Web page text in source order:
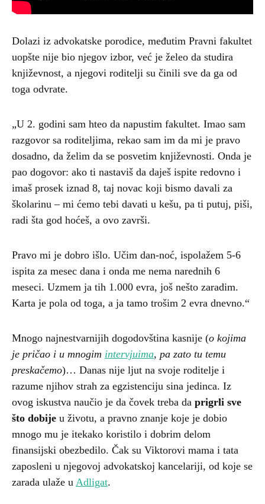
Dolazi iz advokatske porodice, međutim Pravni fakultet
uopšte nije bio njegov izbor, već je želeo da studira
književnost, a njegovi roditelji su činili sve da ga od
toga odvrate.
„U 2. godini sam hteo da napustim fakultet. Imao sam
razgovor sa roditeljima, rekao sam im da mi je pravo
dosadno, da želim da se posvetim književnosti. Onda je
pao dogovor: ako ti nastaviš da daješ ispite redovno i
imaš prosek iznad 8, taj novac koji bismo davali za
školarinu – mi ćemo tebi davati u kešu, pa ti putuj, piši,
radi šta god hoćeš, a ovo završi.
Pravo mi je dobro išlo. Učim dan-noć, ispolažem 5-6
ispita za mesec dana i onda me nema narednih 6
meseci. Uzmem ja tih 1.000 evra, još nešto zaradim.
Karta je pola od toga, a ja tamo trošim 2 evra dnevno.“
Mnogo najnestvarnijih dogodovština kasnije (o kojima
je pričao i u mnogim intervjuima, pa zato tu temu
preskačemo)… Danas nije ljut na svoje roditelje i
razume njihov strah za egzistenciju sina jedinca. Iz
ovog iskustva naučio je da čovek treba da prigrli sve
što dobije u životu, a pravno znanje koje je dobio
mnogo mu je itekako koristilo i dobrim delom
finansijski obezbedilo. Čak su Viktorovi mama i tata
zaposleni u njegovoj advokatskoj kancelariji, od koje se
zarada ulaže u Adligat.